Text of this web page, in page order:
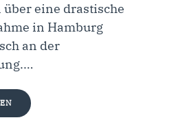
über eine drastische
in Hamburg
an der